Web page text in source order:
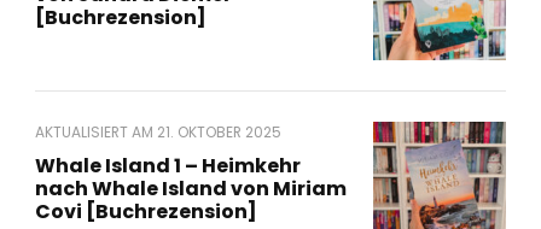
[Buchrezension]
AKTUALISIERT AM 21. OKTOBER 2025
Whale Island 1 – Heimkehr
nach Whale Island von Miriam
Covi [Buchrezension]